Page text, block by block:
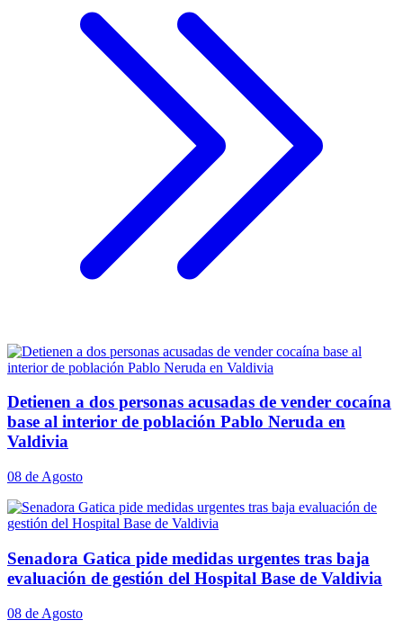
Detienen a dos personas acusadas de vender cocaína
base al interior de población Pablo Neruda en
Valdivia
08 de Agosto
Senadora Gatica pide medidas urgentes tras baja
evaluación de gestión del Hospital Base de Valdivia
08 de Agosto